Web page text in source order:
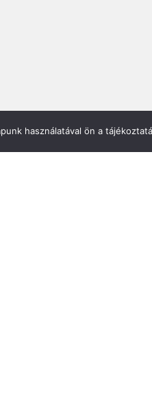
Áruház:
használatával ön a